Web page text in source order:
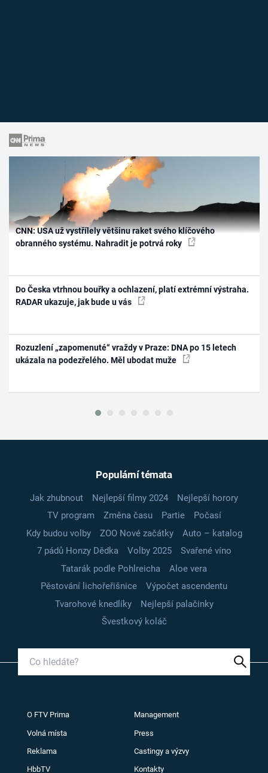
CNN: USA už vystřílely většinu raket svého klíčového
obranného systému. Nahradit je potrvá roky
Do Česka vtrhnou bouřky a ochlazení, platí extrémní výstraha.
RADAR ukazuje, jak bude u vás
Rozuzlení „zapomenuté“ vraždy v Praze: DNA po 15 letech
ukázala na podezřelého. Měl ubodat muže
Populární témata
Jak zhubnout Nejlepší filmy 2024
Nejlepší horory
TV program
Změna času Partie
Počasí
Kdy budou volby
ZOO Nové začátky
Auto – katalog
7 pádů Honzy Dědka
Volby 2025
Svařené víno
Tatarák podle Pohlreicha
Aloe vera
Pěstování lichořeřišnice
Výpočet ascendentu
Tvarohové knedlíky
Nejlepší palačinky
Švestkový koláč
O FTV Prima Management
Volná místa Press
Reklama Castingy a výzvy
HbbTV Kontakty